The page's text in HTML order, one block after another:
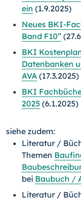
ein (1.9.2025)
Neues BKI-
Band F10”
BKI
Datenbanken
AVA (17.3.2025)
BKI
2025 (6.1.2025)
siehe zudem:
Literatur /
Themen
bei Baubuch /
Literatur /